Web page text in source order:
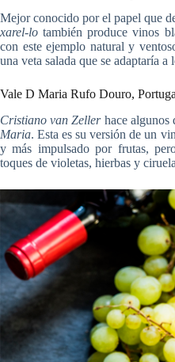
Mejor conocido por el papel que
xarel-lo también produce vinos
con este ejemplo natural y
una veta salada que se adaptaría a
Vale D Maria Rufo Douro,
Cristiano van Zellerhace algunos
Maria. Esta es su versión de un
y más impulsado por frutas,
toques de violetas, hierbas y